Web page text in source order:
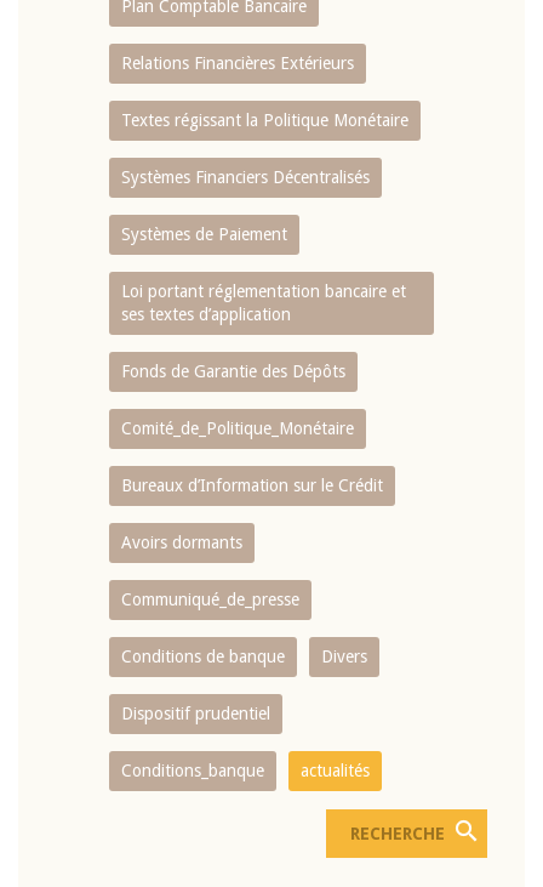
Plan Comptable Bancaire
Relations Financières Extérieurs
Textes régissant la Politique Monétaire
Systèmes Financiers Décentralisés
Systèmes de Paiement
Loi portant réglementation bancaire et
ses textes d’application
Fonds de Garantie des Dépôts
Comité_de_Politique_Monétaire
Bureaux d’Information sur le Crédit
Avoirs dormants
Communiqué_de_presse
Conditions de banque Divers
Dispositif prudentiel
Conditions_banque actualités